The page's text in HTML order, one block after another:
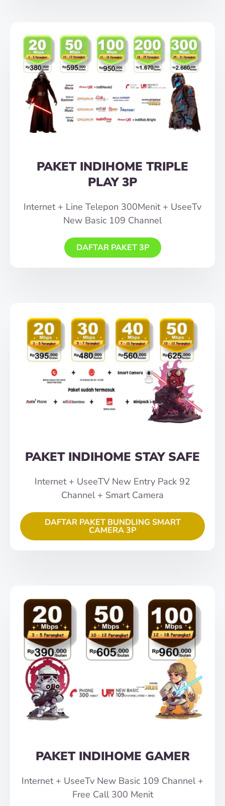
PAKET INDIHOME TRIPLE
PLAY 3P
Internet + Line Telepon 300Menit + UseeTv
New Basic 109 Channel
DAFTAR PAKET 3P
PAKET INDIHOME STAY SAFE
Internet + UseeTV New Entry Pack 92
Channel + Smart Camera
DAFTAR PAKET BUNDLING SMART
CAMERA 3P
PAKET INDIHOME GAMER
Internet + UseeTv New Basic 109 Channel +
Free Call 300 Menit